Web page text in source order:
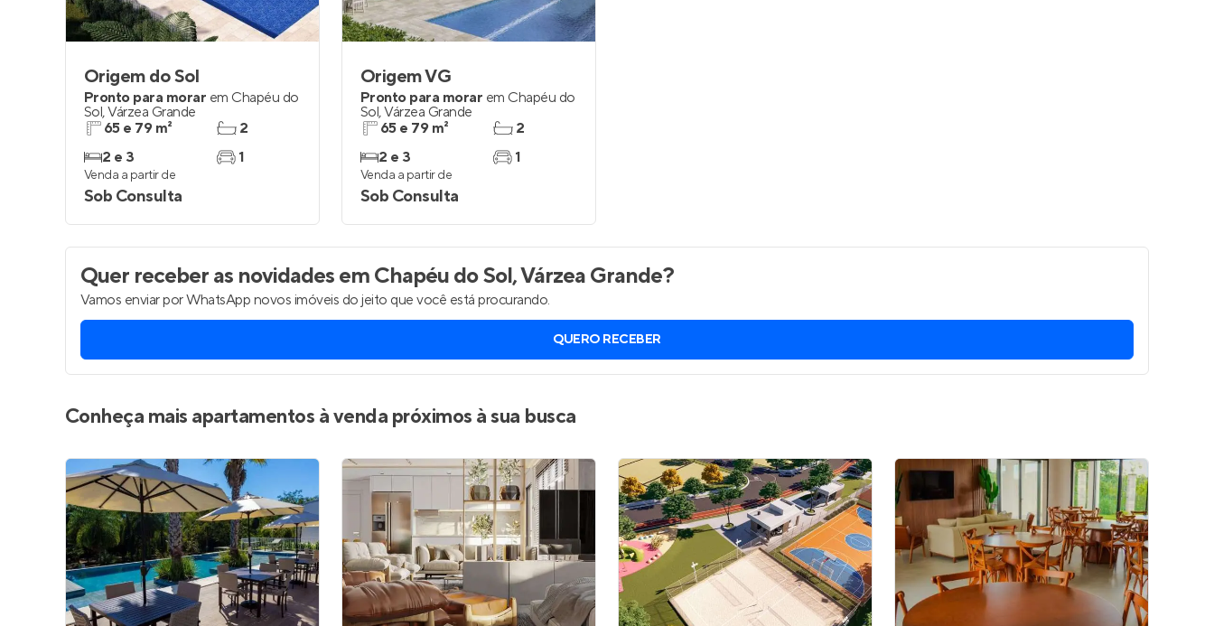
Entrar no Apto
Origem do Sol
Pronto para morar em Chapéu do
Sol,Várzea Grande
65 e 79 m²
2 e 3
2
1
Venda a partir de
Sob Consulta
Origem VG
Pronto para morar em Chapéu do
Sol,Várzea Grande
65 e 79 m²
2 e 3
2
1
Venda a partir de
Sob Consulta
Quer receber as novidadesem Chapéu do Sol, Várzea Grande?
Vamos enviar por WhatsApp novos imóveis do jeito que você está procurando.
QUERO RECEBER
Conheça mais apartamentos à venda próximos à sua busca